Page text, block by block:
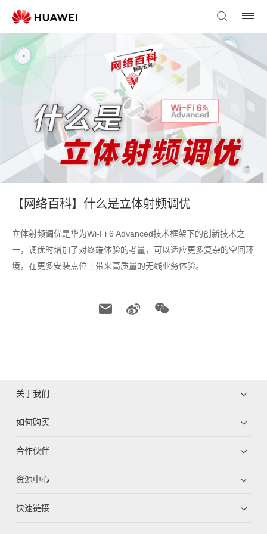
【网络百科】什么是立体射频调优
立体射频调优是华为Wi-Fi 6 Advanced技术框架下的创新技术之
一，调优时增加了对终端体验的考量，可以适应更多复杂的空间环
境，在更多安装点位上带来高质量的无线业务体验。
关于我们
如何购买
合作伙伴
资源中心
快速链接